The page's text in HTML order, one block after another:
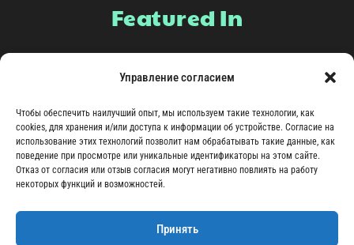
Управление согласием
Чтобы обеспечить наилучший опыт, мы используем такие технологии, как
cookies, для хранения и/или доступа к информации об устройстве. Согласие на
использование этих технологий позволит нам обрабатывать такие данные, как
поведение при просмотре или уникальные идентификаторы на этом сайте.
Отказ от согласия или отзыв согласия могут негативно повлиять на работу
некоторых функций и возможностей.
Принять
Featured In